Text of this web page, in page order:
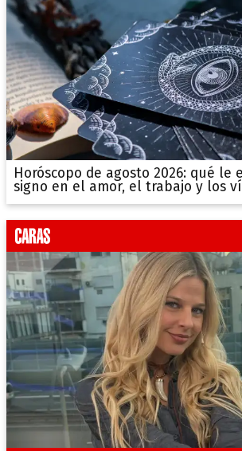
Horóscopo de agosto 2026: qué le
signo en el amor, el trabajo y los